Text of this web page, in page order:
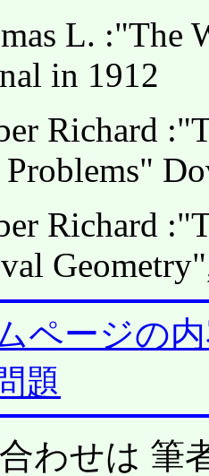
L. :"The
in 1912
Richard
Richard
ページの
題
わせは 筆